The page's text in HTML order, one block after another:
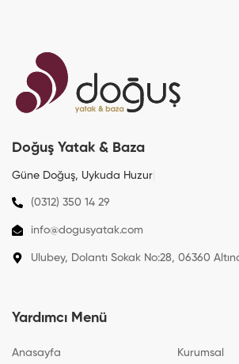
Doğuş Yatak & Baza
Güne Doğuş, Uykuda Sağ|
(0312) 350 14 29
info@dogusyatak.com
Ulubey, Dolantı Sokak No:28, 06360
Yardımcı Menü
Anasayfa Kurumsal